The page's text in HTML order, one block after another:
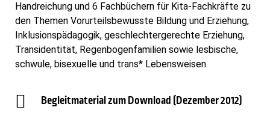
Handreichung und 6 Fachbüchern für Kita-Fachkräfte zu
den Themen Vorurteilsbewusste Bildung und Erziehung,
Inklusionspädagogik, geschlechtergerechte Erziehung,
Transidentität, Regenbogenfamilien sowie lesbische,
schwule, bisexuelle und trans* Lebensweisen.
Begleitmaterial zum Download (Dezember 2012)